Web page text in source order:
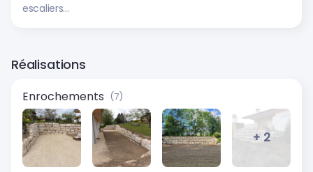
escaliers…
Réalisations
Enrochements (7)
+ 2